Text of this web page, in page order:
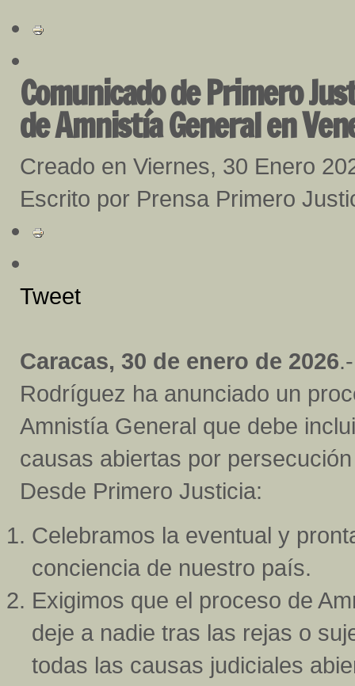
Comunicado de Primero
de Amnistía General en
Creado en Viernes, 30 Enero
Escrito por Prensa Primero
Tweet
Caracas, 30 de enero de 2026
Rodríguez ha anunciado un
Amnistía General que debe
causas abiertas por
Desde Primero Justicia:
Celebramos la eventual y
conciencia de nuestro país.
Exigimos que el proceso de
deje a nadie tras las rejas o
todas las causas judiciales